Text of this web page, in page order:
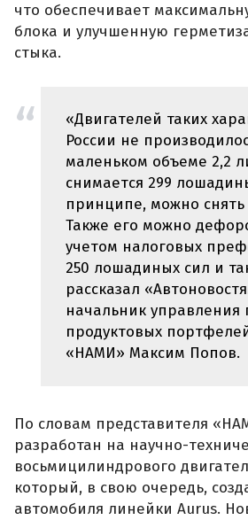
что обеспечивает
блока и улучшенную
стыка.
«Двигателей таких
России не
маленьком объеме 2,2
снимается 299
принципе, можно
Также его можно
учетом налоговых
250 лошадиных сил и
рассказал
начальник управления
продуктовых
«НАМИ» Максим Попов.
По словам представителя
разработан на научно-
восьмицилиндрового
который, в свою очередь,
автомобиля линейки Aurus.